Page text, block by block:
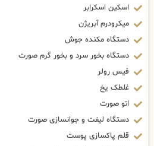
اسکین اسکرابر
میکرودرم آبریژن
دستگاه مکنده جوش
دستگاه بخور سرد و بخور گرم صورت
فیس رولر
غلطک یخ
اتو صورت
دستگاه لیفت و جوانسازی صورت
قلم پاکسازی پوست